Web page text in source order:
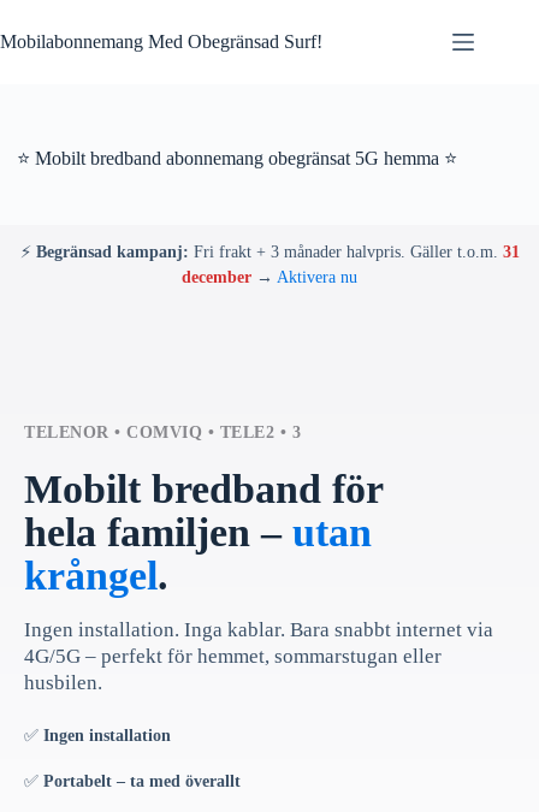
to
content
Mobilabonnemang Med Obegränsad Surf!
⭐ Mobilt bredband abonnemang obegränsat 5G hemma ⭐
⚡ Begränsad kampanj: Fri frakt + 3 månader halvpris. Gäller t.o.m. 31
december → Aktivera nu
TELENOR • COMVIQ • TELE2 • 3
Mobilt bredband för
hela familjen – utan
krångel.
Ingen installation. Inga kablar. Bara snabbt internet via
4G/5G – perfekt för hemmet, sommarstugan eller
husbilen.
✅ Ingen installation
✅ Portabelt – ta med överallt